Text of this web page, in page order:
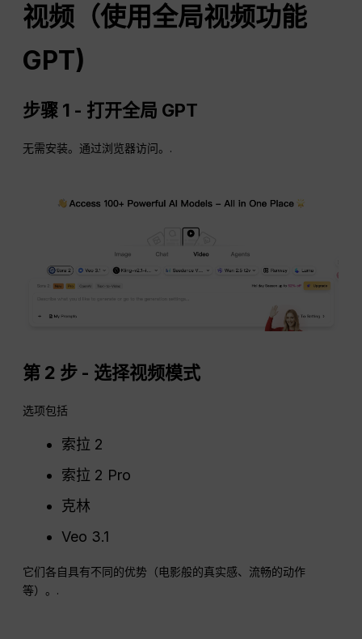
视频（使用全局视频功能
GPT)
步骤 1 - 打开全局 GPT
无需安装。通过浏览器访问。.
第 2 步 - 选择视频模式
选项包括
索拉 2
索拉 2 Pro
克林
Veo 3.1
它们各自具有不同的优势（电影般的真实感、流畅的动作
等）。.